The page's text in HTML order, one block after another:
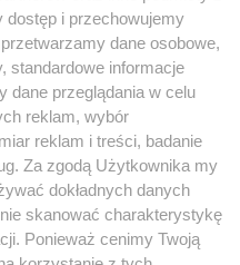
Media
i przechowujemy
dane osobowe,
standardowe informacje
dane przeglądania w celu
reklam, wybór
reklam i treści, badanie
Za zgodą Użytkownika my
dokładnych danych
skanować charakterystykę
Ponieważ cenimy Twoją